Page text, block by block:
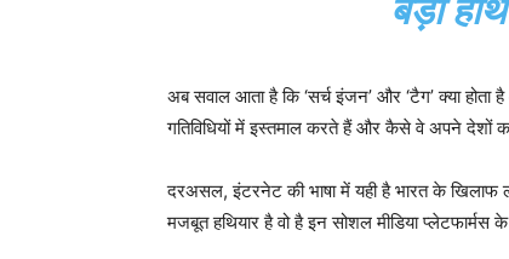
बड़ा
अब सवाल आता है कि ‘सर्च इंजन’ और ‘टैग’ क्या
गतिविधियों में इस्तमाल करते हैं और कैसे वे अपने देशों
दरअसल, इंटरनेट की भाषा में यही है भारत के खिलाफ
मजबूत हथियार है वो है इन सोशल मीडिया प्लेटफार्मस